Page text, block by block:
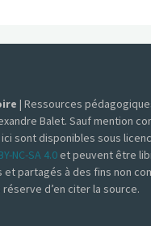
| Ressources
Balet. Sauf mention
sont disponibles sous
NC-SA 4.0 et peuvent être
partagés à des fins non
réserve d’en citer la source.